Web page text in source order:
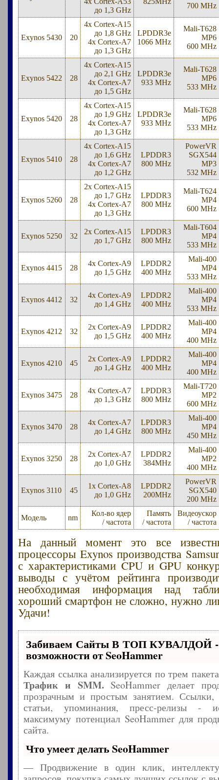
до 1,3 GHz
700 MHz
Exynos 5430 20
4x Cortex-A15
до 1,8 GHz
4x Cortex-A7
до 1,3 GHz
LPDDR3e
1066 MHz
Mali-T628
MP6
600 MHz
Exynos 5422 28
4x Cortex-A15
до 2,1 GHz
4x Cortex-A7
до 1,5 GHz
LPDDR3e
933 MHz
Mali-T628
MP6
533 MHz
Exynos 5420 28
4x Cortex-A15
до 1,9 GHz
4x Cortex-A7
до 1,3 GHz
LPDDR3e
933 MHz
Mali-T628
MP6
533 MHz
Exynos 5410 28
4x Cortex-A15
до 1,6 GHz
4x Cortex-A7
до 1,2 GHz
LPDDR3
800 MHz
PowerVR
SGX544
MP3
532 MHz
Exynos 5260 28
2x Cortex-A15
до 1,7 GHz
4x Cortex-A7
до 1,3 GHz
LPDDR3
800 MHz
Mali-T624
MP4
600 MHz
Exynos 5250 32
2x Cortex-A15
до 1,7 GHz
LPDDR3
800 MHz
Mali-T604
MP4
533 MHz
Exynos 4415 28
4x Cortex-A9
до 1,5 GHz
LPDDR2
400 MHz
Mali-400
MP4
533 MHz
Exynos 4412 32
4x Cortex-A9
до 1,4 GHz
LPDDR2
400 MHz
Mali-400
MP4
533 MHz
Exynos 4212 32
2x Cortex-A9
до 1,5 GHz
LPDDR2
400 MHz
Mali-400
MP4
400 MHz
Exynos 4210 45
2x Cortex-A9
до 1,4 GHz
LPDDR2
400 MHz
Mali-400
MP4
400 MHz
Exynos 3475 28
4x Cortex-A7
до 1,3 GHz
LPDDR3
800 MHz
Mali-T720
MP2
600 MHz
Exynos 3470 28
4x Cortex-A7
до 1,4 GHz
LPDDR3
800 MHz
Mali-400
MP4
450 MHz
Exynos 3250 28
2x Cortex-A7
до 1,0 GHz
LPDDR2
384MHz
Mali-400
MP2
400 MHz
Exynos 3110 45
1x Cortex-A8
до 1,0 GHz
LPDDR2
200MHz
PowerVR
SGX540
200 MHz
Модель nm
Кол-во ядер
/ частота
Память
/ частота
Видеоускор
/ частота
На данный момент это все
процессоры Exynos производства
с характеристиками CPU и GPU
выводы с учётом рейтинга
необходимая информация над
хороший смартфон не сложно, нужно
Удачи!
Забиваем Сайты В ТОП КУВАЛДОЙ -
возможности от SeoHammer
Каждая ссылка анализируется по трем
Трафик и SMM.SeoHammer делает
прозрачным и простым занятием. Ссылки,
статьи, упоминания, пресс-релизы -
максимуму потенциал SeoHammer для
сайта.
Что умеет делать SeoHammer
— Продвижение в один клик,